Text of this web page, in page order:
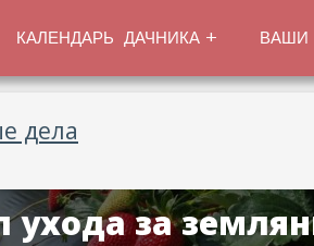
КАЛЕНДАРЬ ДАЧНИКА
дела
ухода за